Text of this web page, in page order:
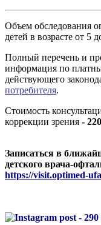
Объем обследования
детей в возрасте от 5
Полный перечень и
информация по
действующего
потребителя.
Стоимость
коррекции зрения -
Записаться в
детского врача-
https://visit.optimed-